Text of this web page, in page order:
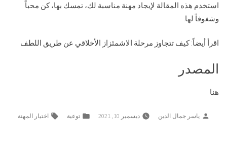
استخدم هذه المقالة لإيجاد مهنة مناسبة لك، تمسك بها، كن محباً
وشغوفاً لها.
اقرأ أيضاً:كيف تتجاوز مرحلة الاشمئزاز الأخلاقي عن طريق اللطف
المصدر
هنا
Posted
ياسر جمال الدين ديسمبر 10, 2021
Posted
توعية Tags:
اختيار المهنة